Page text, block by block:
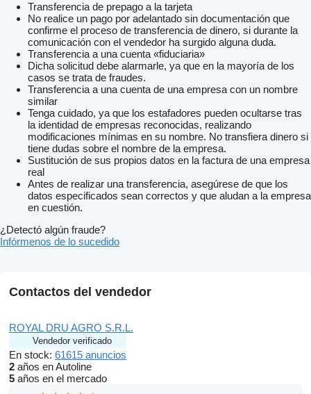
Transferencia de prepago a la tarjeta
No realice un pago por adelantado sin documentación que
confirme el proceso de transferencia de dinero, si durante la
comunicación con el vendedor ha surgido alguna duda.
Transferencia a una cuenta «fiduciaria»
Dicha solicitud debe alarmarle, ya que en la mayoría de los
casos se trata de fraudes.
Transferencia a una cuenta de una empresa con un nombre
similar
Tenga cuidado, ya que los estafadores pueden ocultarse tras
la identidad de empresas reconocidas, realizando
modificaciones mínimas en su nombre. No transfiera dinero si
tiene dudas sobre el nombre de la empresa.
Sustitución de sus propios datos en la factura de una empresa
real
Antes de realizar una transferencia, asegúrese de que los
datos especificados sean correctos y que aludan a la empresa
en cuestión.
¿Detectó algún fraude?
Infórmenos de lo sucedido
Contactos del vendedor
ROYAL DRU AGRO S.R.L.
Vendedor verificado
En stock: 61615 anuncios
2 años en Autoline
5 años en el mercado